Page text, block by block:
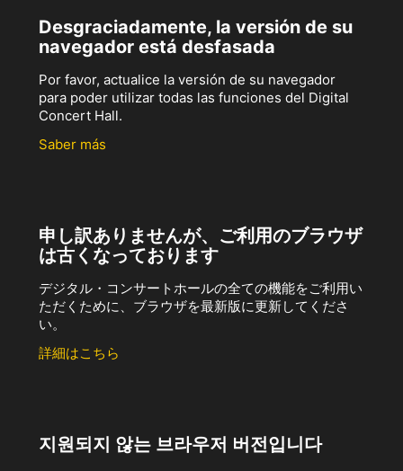
Desgraciadamente, la versión de su
navegador está desfasada
Por favor, actualice la versión de su navegador
para poder utilizar todas las funciones del Digital
Concert Hall.
Saber más
申し訳ありませんが、ご利用のブラウザ
は古くなっております
デジタル・コンサートホールの全ての機能をご利用い
ただくために、ブラウザを最新版に更新してくださ
い。
詳細はこちら
지원되지 않는 브라우저 버전입니다